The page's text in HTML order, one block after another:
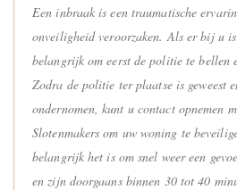
Een inbraak is een traumatische
onveiligheid veroorzaken. Als er bij u
belangrijk om eerst de politie te bellen
Zodra de politie ter plaatse is geweest
ondernomen, kunt u contact opnemen
Slotenmakers om uw woning te
belangrijk het is om snel weer een
en zijn doorgaans binnen 30 tot 40